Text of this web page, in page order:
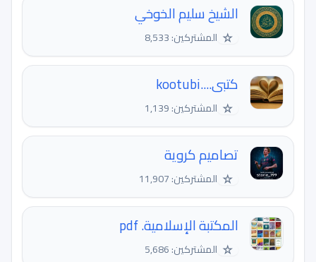
الشيخ سليم الخوخي
☆ المشتركين: 8,533
كتبى....kootubi
☆ المشتركين: 1,139
تصاميم كروية
☆ المشتركين: 11,907
المكتبة الإسلامية. pdf
☆ المشتركين: 5,686